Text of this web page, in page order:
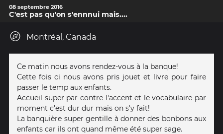
08 septembre 2016
C'est pas qu'on s'ennnui mais....
Montréal, Canada
Ce matin nous avons rendez-vous à la banque!
Cette fois ci nous avons pris jouet et livre pour faire
passer le temp aux enfants.
Accueil super par contre l'accent et le vocabulaire par
moment c'est dur dur mais on s'y fait!
La banquière super gentille à donner des bonbons aux
enfants car ils ont quand même été super sage.